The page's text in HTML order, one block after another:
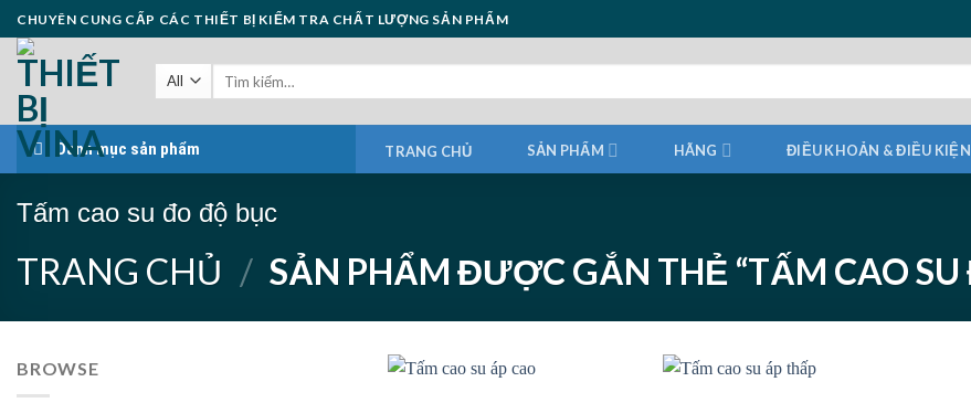
Skip
to
content
CHUYÊN CUNG CẤP CÁC THIẾT BỊ KIỂM TRA CHẤT LƯỢNG SẢN PHẨM
Danh mục sản phẩm TRANG CHỦ SẢN PHẨM HÃNG ĐIỀU KHOẢN & ĐIỀU KIỆN
Tấm cao su đo độ bục
TRANG CHỦ / SẢN PHẨM ĐƯỢC GẮN THẺ “TẤM CAO SU
BROWSE